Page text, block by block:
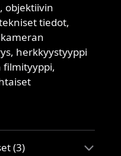
objektiivin
tiedot,
herkkyystyyppi
filmityyppi,
(3)